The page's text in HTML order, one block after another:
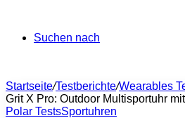
Suchen nach
Startseite/Testberichte/Wearables
Grit X Pro: Outdoor Multisportuhr
Polar TestsSportuhren